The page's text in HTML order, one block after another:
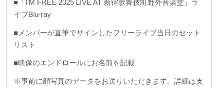
■「I’M FREE 2025 LIVE AT 新宿歌舞伎町野外音楽堂」ラ
イブBlu-ray
■メンバーが直筆でサインしたフリーライブ当日のセット
リスト
■映像のエンドロールにお名前を記載
※事前に顔写真のデータをお送りいただきます。詳細は支